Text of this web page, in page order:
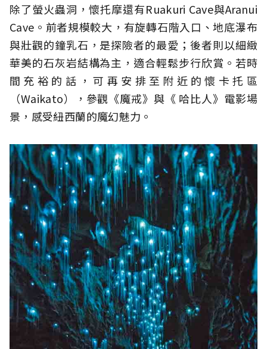
除了螢火蟲洞，懷托摩還有Ruakuri Cave與Aranui
Cave。前者規模較大，有旋轉石階入口、地底瀑布
與壯觀的鐘乳石，是探險者的最愛；後者則以細緻
華美的石灰岩結構為主，適合輕鬆步行欣賞。若時
間充裕的話，可再安排至附近的懷卡托區
（Waikato），參觀《魔戒》與《 哈比人》電影場
景，感受紐西蘭的魔幻魅力。